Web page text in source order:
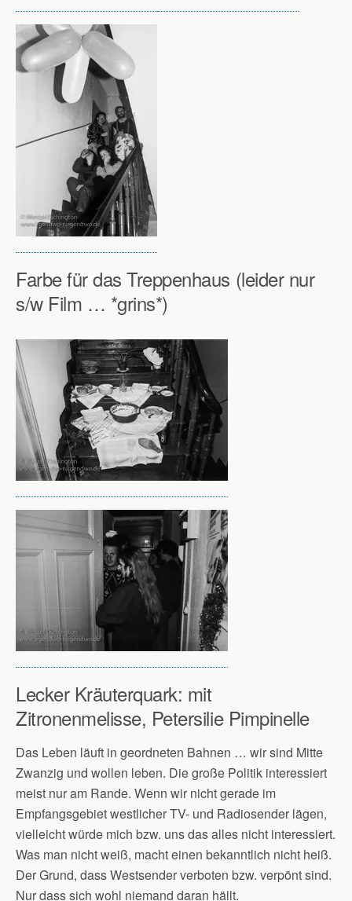
Farbe für das Treppenhaus (leider nur
s/w Film … *grins*)
Lecker Kräuterquark: mit
Zitronenmelisse, Petersilie Pimpinelle
Das Leben läuft in geordneten Bahnen … wir sind Mitte
Zwanzig und wollen leben. Die große Politik interessiert
meist nur am Rande. Wenn wir nicht gerade im
Empfangsgebiet westlicher TV- und Radiosender lägen,
vielleicht würde mich bzw. uns das alles nicht interessiert.
Was man nicht weiß, macht einen bekanntlich nicht heiß.
Der Grund, dass Westsender verboten bzw. verpönt sind.
Nur dass sich wohl niemand daran hällt.